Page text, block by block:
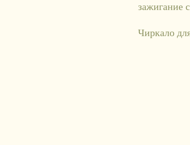
зажигание
Чиркало